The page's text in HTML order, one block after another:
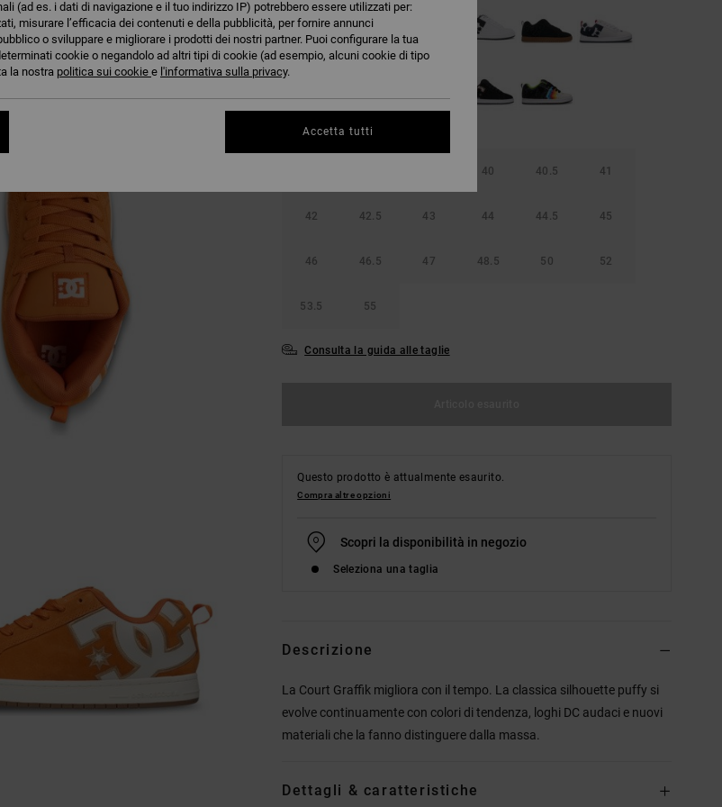
40 40.5 41
42 42.5 43 44 44.5 45
46 46.5 47 48.5 50 52
53.5 55
Consulta la guida alle taglie
Questo prodotto è attualmente esaurito.
Compra altre opzioni
Scopri la disponibilità in negozio
Seleziona una taglia
Descrizione
La Court Graffik migliora con il tempo. La classica silhouette puffy si
evolve continuamente con colori di tendenza, loghi DC audaci e nuovi
materiali che la fanno distinguere dalla massa.
Dettagli & caratteristiche
(ad es. i dati di navigazione e il tuo indirizzo IP) potrebbero essere utilizzati per:
misurare l’efficacia dei contenuti e della pubblicità, per fornire annunci
o sviluppare e migliorare i prodotti dei nostri partner. Puoi configurare la tua
cookie o negandolo ad altri tipi di cookie (ad esempio, alcuni cookie di tipo
la nostra politica sui cookie e l'informativa sulla privacy.
Accetta tutti